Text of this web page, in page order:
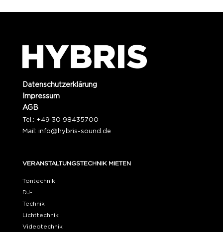
Datenschutzerklärung
Impressum
AGB
Tel.: +49 30 98435700
Mail: info@hybris-sound.de
VERANSTALTUNGSTECHNIK MIETEN
Tontechnik
DJ-
Technik
Lichttechnik
Videotechnik